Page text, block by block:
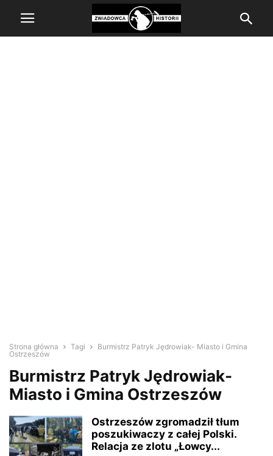
Strona główna Tagi
Burmistrz Patryk Jędrowiak- Miasto i Gmina
Ostrzeszów
Burmistrz Patryk Jędrowiak-
Miasto i Gmina Ostrzeszów
Ostrzeszów zgromadził tłum
poszukiwaczy z całej Polski.
Relacja ze zlotu „Łowcy...